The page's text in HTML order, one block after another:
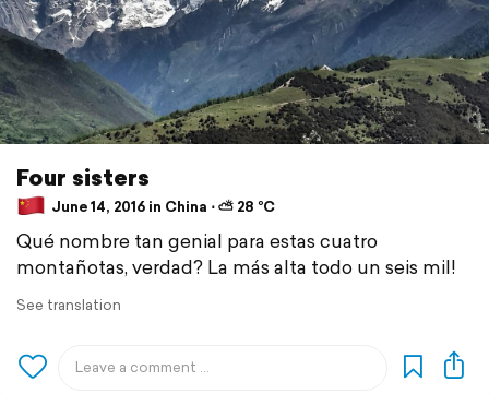
Four sisters
June 14, 2016 in China ⋅ ⛅ 28 °C
Qué nombre tan genial para estas cuatro
montañotas, verdad? La más alta todo un seis mil!
See translation